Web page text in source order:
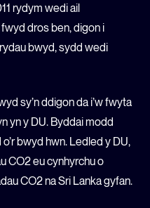
rydym wedi ail
dros ben, digon i
bwyd, sydd wedi
sy’n ddigon da i’w fwyta
yn y DU. Byddai modd
bwyd hwn. Ledled y DU,
CO2 eu cynhyrchu o
CO2 na Sri Lanka gyfan.